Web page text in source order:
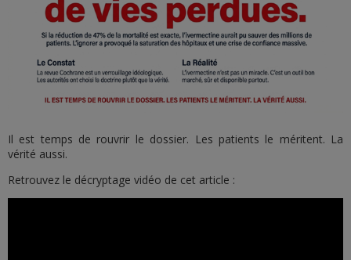
Il est temps de rouvrir le dossier. Les patients le méritent. La
vérité aussi.
Retrouvez le décryptage vidéo de cet article :